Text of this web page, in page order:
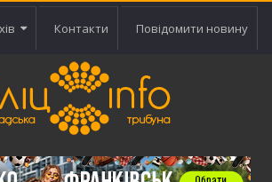
Контакти Повідомити новину